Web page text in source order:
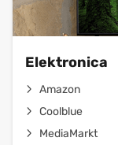
Elektronica
Amazon
Coolblue
MediaMarkt